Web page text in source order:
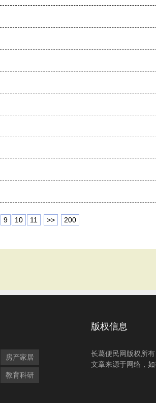
9 10 11 >> 200
房产家居
教育科研
版权信息
长葛便民网版权所
文章来源于网络，